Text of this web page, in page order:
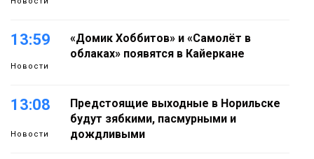
13:59
Новости
«Домик Хоббитов» и «Самолёт в
облаках» появятся в Кайеркане
13:08
Новости
Предстоящие выходные в Норильске
будут зябкими, пасмурными и
дождливыми